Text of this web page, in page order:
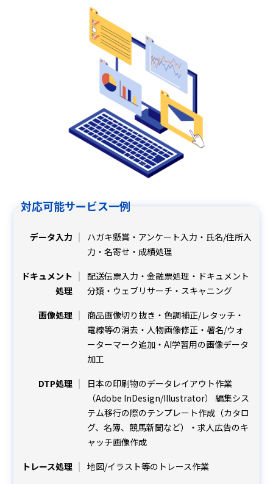
対応可能サービス一例
データ入力
ハガキ懸賞・アンケート入力・氏名/住所入
力・名寄せ・成績処理
ドキュメント
処理
配送伝票入力・金融票処理・ドキュメント
分類・ウェブリサーチ・スキャニング
画像処理
商品画像切り抜き・色調補正/レタッチ・
電線等の消去・人物画像修正・署名/ウォ
ーターマーク追加・AI学習用の画像データ
加工
DTP処理
日本の印刷物のデータレイアウト作業
（Adobe InDesign/Illustrator） 編集シス
テム移行の際のテンプレート作成（カタロ
グ、名簿、競馬新聞など）・求人広告のキ
ャッチ画像作成
トレース処理
地図/イラスト等のトレース作業